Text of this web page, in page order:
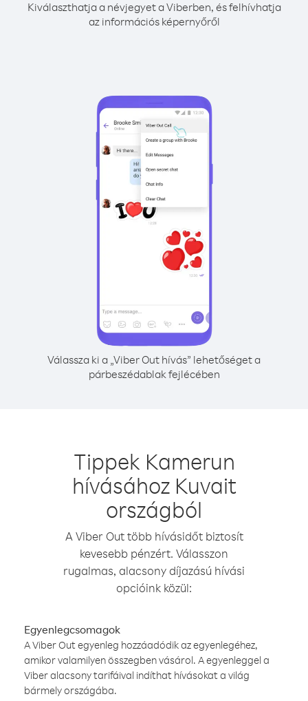
Kiválaszthatja a névjegyet a Viberben, és felhívhatja
az információs képernyőről
Válassza ki a „Viber Out hívás” lehetőséget a
párbeszédablak fejlécében
Tippek Kamerun
hívásához Kuvait
országból
A Viber Out több hívásidőt biztosít
kevesebb pénzért. Válasszon
rugalmas, alacsony díjazású hívási
opcióink közül:
Egyenlegcsomagok
A Viber Out egyenleg hozzáadódik az egyenlegéhez,
amikor valamilyen összegben vásárol. A egyenleggel a
Viber alacsony tarifáival indíthat hívásokat a világ
bármely országába.